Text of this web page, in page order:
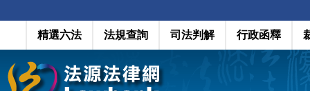
精選六法 法規查詢 司法判解 行政函釋